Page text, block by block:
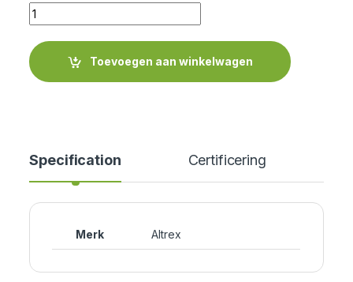
Quantity
Toevoegen aan winkelwagen
Specification Certificering
Merk Altrex